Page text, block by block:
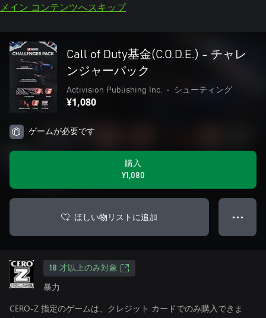
メイン コンテンツへスキップ
Call of Duty基金(C.O.D.E.) - チャレ
ンジャーパック
Activision Publishing Inc. • シューティング
¥1,080
ゲームが必要です
購入
¥1,080
ほしい物リストに追加 ● ● ●
18 才以上のみ対象
暴力
CERO-Z 指定のゲームは、クレジット カードでのみ購入できま